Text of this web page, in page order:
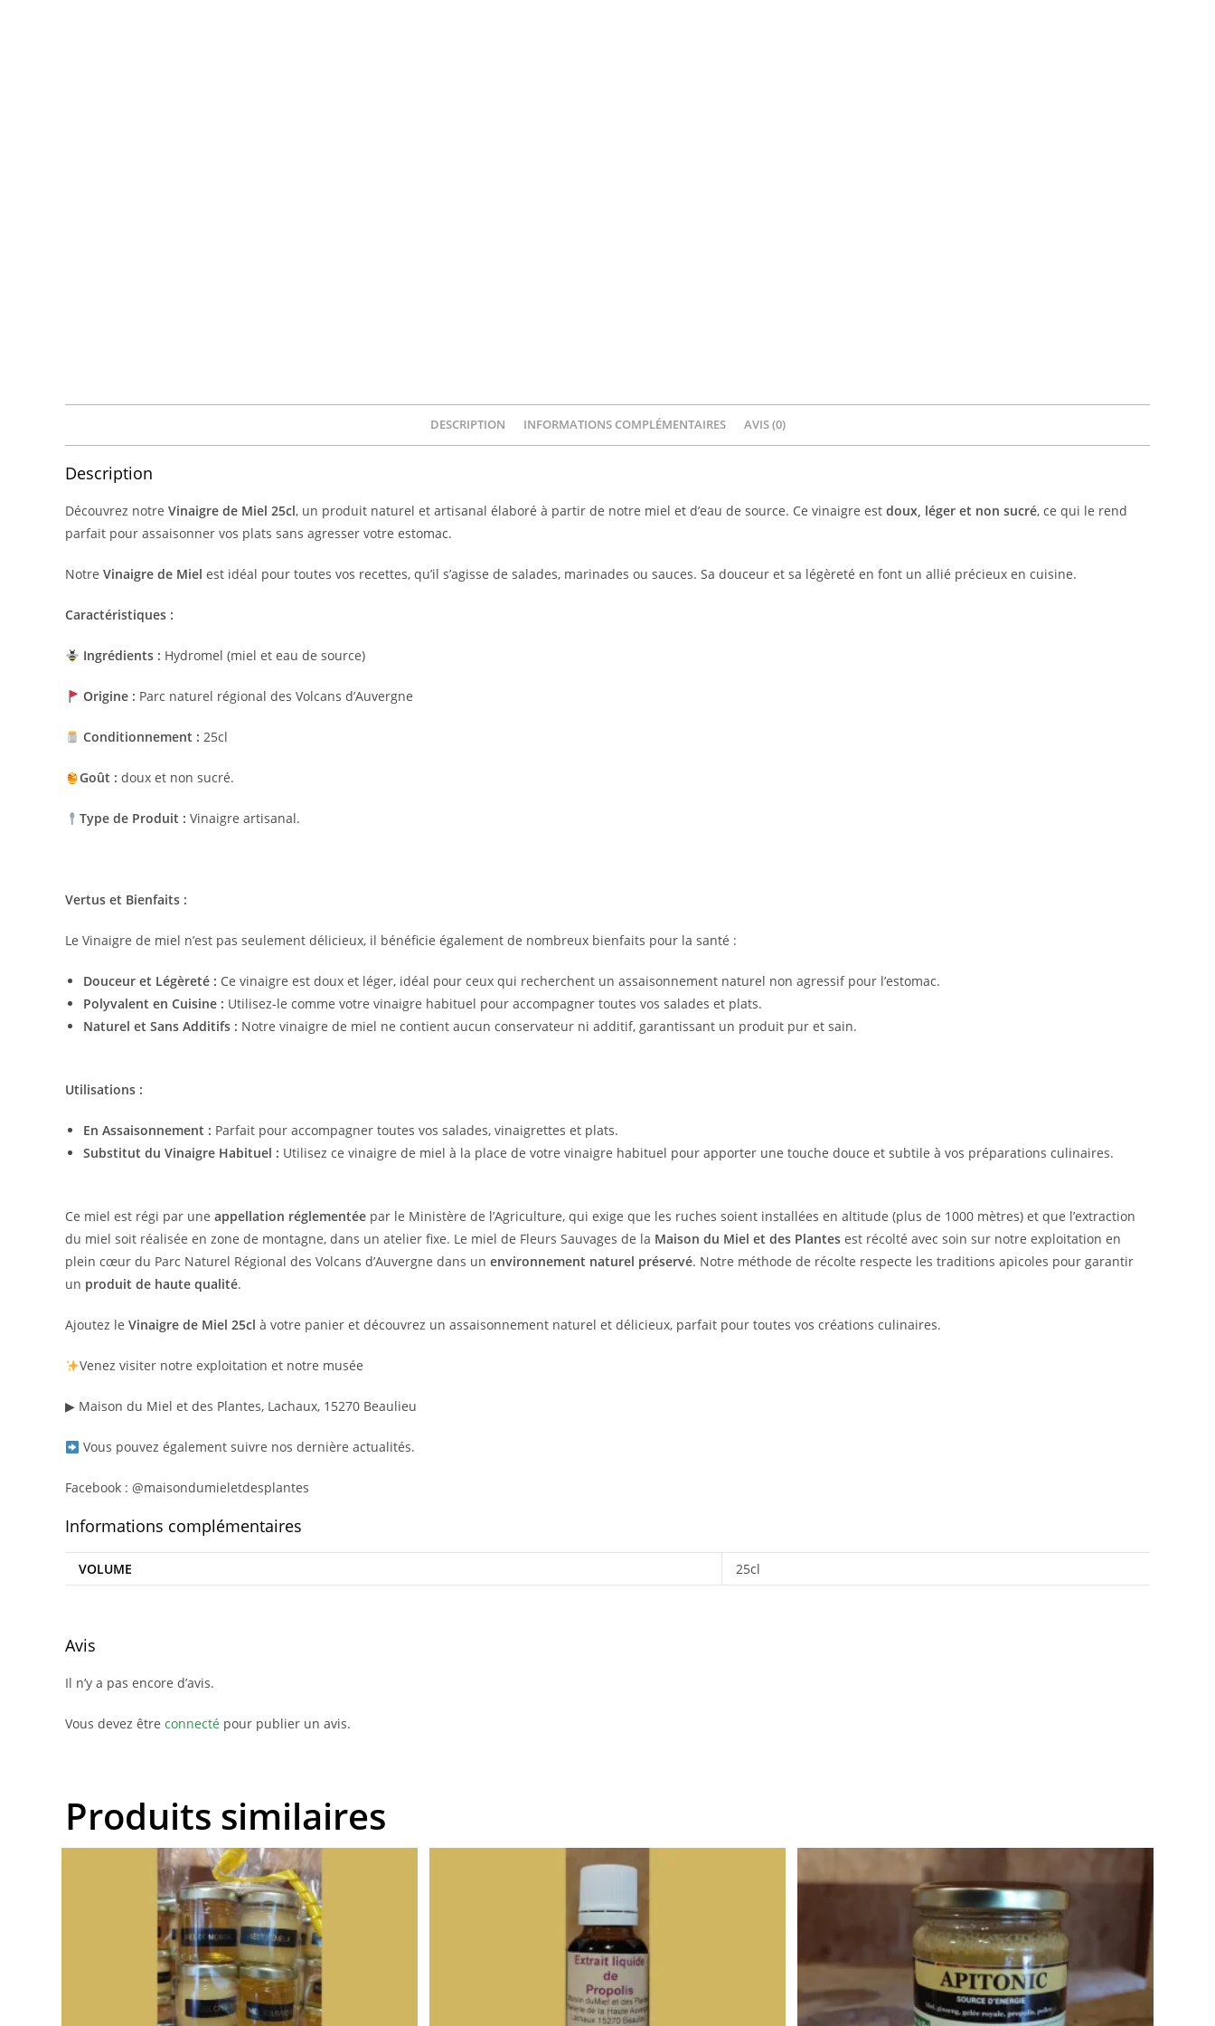
DESCRIPTION INFORMATIONS COMPLÉMENTAIRES AVIS (0)
Description
Découvrez notre Vinaigre de Miel 25cl, un produit naturel et artisanal élaboré à partir de notre miel et d’eau de source. Ce vinaigre est doux, léger et non sucré, ce qui le rend
parfait pour assaisonner vos plats sans agresser votre estomac.
Notre Vinaigre de Miel est idéal pour toutes vos recettes, qu’il s’agisse de salades, marinades ou sauces. Sa douceur et sa légèreté en font un allié précieux en cuisine.
Caractéristiques :
Ingrédients : Hydromel (miel et eau de source)
Origine : Parc naturel régional des Volcans d’Auvergne
Conditionnement : 25cl
Goût : doux et non sucré.
Type de Produit : Vinaigre artisanal.
Vertus et Bienfaits :
Le Vinaigre de miel n’est pas seulement délicieux, il bénéficie également de nombreux bienfaits pour la santé :
Douceur et Légèreté : Ce vinaigre est doux et léger, idéal pour ceux qui recherchent un assaisonnement naturel non agressif pour l’estomac.
Polyvalent en Cuisine : Utilisez-le comme votre vinaigre habituel pour accompagner toutes vos salades et plats.
Naturel et Sans Additifs : Notre vinaigre de miel ne contient aucun conservateur ni additif, garantissant un produit pur et sain.
Utilisations :
En Assaisonnement : Parfait pour accompagner toutes vos salades, vinaigrettes et plats.
Substitut du Vinaigre Habituel : Utilisez ce vinaigre de miel à la place de votre vinaigre habituel pour apporter une touche douce et subtile à vos préparations culinaires.
Ce miel est régi par une appellation réglementée par le Ministère de l’Agriculture, qui exige que les ruches soient installées en altitude (plus de 1000 mètres) et que l’extraction
du miel soit réalisée en zone de montagne, dans un atelier fixe. Le miel de Fleurs Sauvages de la Maison du Miel et des Plantes est récolté avec soin sur notre exploitation en
plein cœur du Parc Naturel Régional des Volcans d’Auvergne dans un environnement naturel préservé. Notre méthode de récolte respecte les traditions apicoles pour garantir
un produit de haute qualité.
Ajoutez le Vinaigre de Miel 25cl à votre panier et découvrez un assaisonnement naturel et délicieux, parfait pour toutes vos créations culinaires.
Venez visiter notre exploitation et notre musée
▶ Maison du Miel et des Plantes, Lachaux, 15270 Beaulieu
Vous pouvez également suivre nos dernière actualités.
Facebook : @maisondumieletdesplantes
Informations complémentaires
VOLUME 25cl
Avis
Il n’y a pas encore d’avis.
Vous devez être connecté pour publier un avis.
Produits similaires